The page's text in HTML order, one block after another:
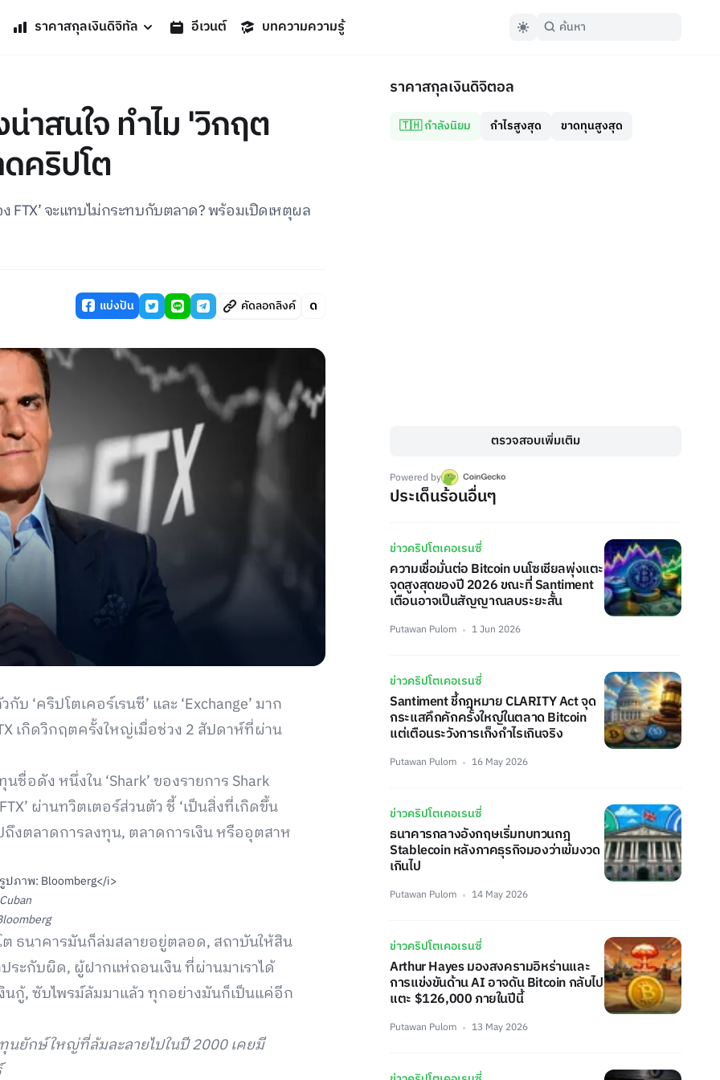
ราคาสกุลเงินดิจิทัล อีเวนต์ บทความความรู้
าสนใจ ทำไม 'วิกฤต
คริปโต
FTX’ จะแทบไม่กระทบกับตลาด? พร้อมเปิดเหตุผล
แบ่งปัน คัดลอกลิงค์
‘คริปโตเคอร์เรนซี’ และ ‘Exchange’ มาก
เกิดวิกฤตครั้งใหญ่เมื่อช่วง 2 สัปดาห์ที่ผ่าน
ชื่อดัง หนึ่งใน ‘Shark’ ของรายการ Shark
ผ่านทวิตเตอร์ส่วนตัว ชี้ ‘เป็นสิ่งที่เกิดขึ้น
งตลาดการลงทุน, ตลาดการเงิน หรืออุตสาห
ต ธนาคารมันก็ล่มสลายอยู่ตลอด, สถาบันให้สิน
ะกับผิด, ผู้ฝากแห่ถอนเงิน ที่ผ่านมาเราได้
งินกู้, ซับไพรม์ล้มมาแล้ว ทุกอย่างมันก็เป็นแค่อีก
ยักษ์ใหญ่ที่ล้มละลายไปในปี 2000 เคยมี
ราคาสกุลเงินดิจิตอล
🇹🇭 กำลังนิยม กำไรสูงสุด ขาดทุนสูงสุด
ตรวจสอบเพิ่มเติม
Powered by
ประเด็นร้อนอื่นๆ
ข่าวคริปโตเคอเรนซี่
ความเชื่อมั่นต่อ Bitcoin บนโซเชียลพุ่งแตะ
จุดสูงสุดของปี 2026 ขณะที่ Santiment
เตือนอาจเป็นสัญญาณลบระยะสั้น
Putawan Pulom 1 Jun 2026
ข่าวคริปโตเคอเรนซี่
Santiment ชี้กฎหมาย CLARITY Act จุด
กระแสคึกคักครั้งใหญ่ในตลาด Bitcoin
แต่เตือนระวังการเก็งกำไรเกินจริง
Putawan Pulom 16 May 2026
ข่าวคริปโตเคอเรนซี่
ธนาคารกลางอังกฤษเริ่มทบทวนกฎ
Stablecoin หลังภาคธุรกิจมองว่าเข้มงวด
เกินไป
Putawan Pulom 14 May 2026
ข่าวคริปโตเคอเรนซี่
Arthur Hayes มองสงครามอิหร่านและ
การแข่งขันด้าน AI อาจดัน Bitcoin กลับไป
แตะ $126,000 ภายในปีนี้
Putawan Pulom 13 May 2026